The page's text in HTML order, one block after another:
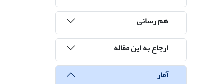
هم رسانی
ارجاع به این مقاله
آمار